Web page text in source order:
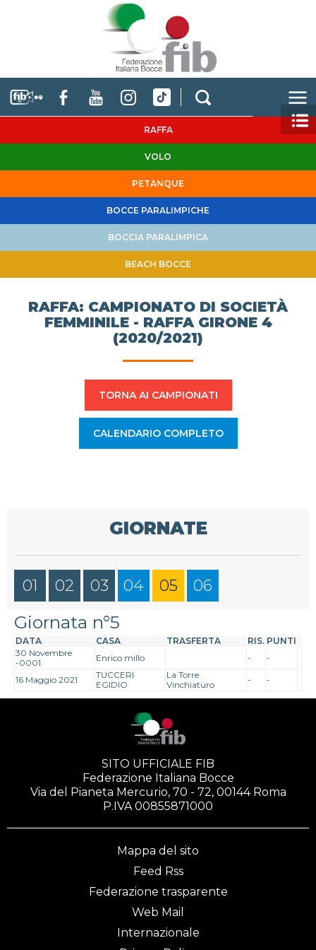
RAFFA
VOLO
PETANQUE
BOCCE PARALIMPICHE
BOCCIA PARALIMPICA
BEACH BOCCE
RAFFA: CAMPIONATO DI SOCIETÀ
FEMMINILE - RAFFA GIRONE 4
(2020/2021)
TORNA AI CAMPIONATI
CALENDARIO COMPLETO
GIORNATE
01 02 03 04 05 06
Giornata n°5
DATA CASA TRASFERTA RIS. PUNTI
30 Novembre
-0001
Enrico millo - -
16 Maggio 2021
TUCCERI
EGIDIO
La Torre
Vinchiaturo
- -
SITO UFFICIALE FIB
Federazione Italiana Bocce
Via del Pianeta Mercurio, 70 - 72, 00144 Roma
P.IVA 00855871000
Mappa del sito
Feed Rss
Federazione trasparente
Web Mail
Internazionale